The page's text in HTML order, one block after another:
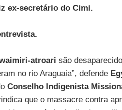
ex-secretário do Cimi.
atroari são
no rio Araguaia”, defende
Conselho Indigenista
que o massacre contra